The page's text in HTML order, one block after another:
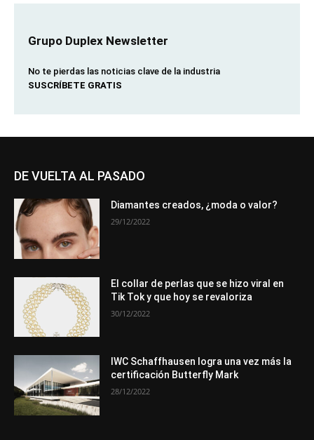
Grupo Duplex Newsletter
No te pierdas las noticias clave de la industria
SUSCRÍBETE GRATIS
DE VUELTA AL PASADO
Diamantes creados, ¿moda o valor?
29/12/2022
El collar de perlas que se hizo viral en
Tik Tok y que hoy se revaloriza
30/12/2022
IWC Schaffhausen logra una vez más la
certificación Butterfly Mark
28/12/2022